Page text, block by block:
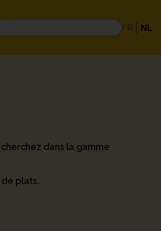
FR NL
dans la gamme
plats.